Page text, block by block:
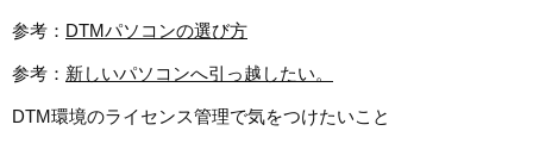
参考： DTMパソコンの選び方
参考： 新しいパソコンへ引っ越したい。
DTM環境のライセンス管理で気をつけたいこと